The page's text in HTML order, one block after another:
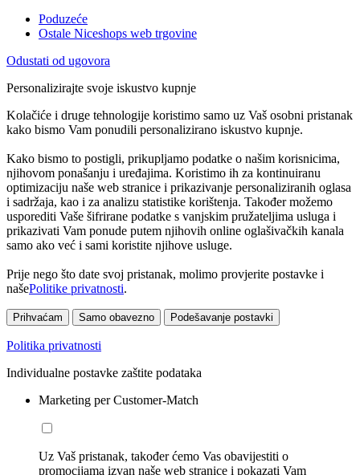
Poduzeće
Ostale Niceshops web trgovine
Odustati od ugovora
Personalizirajte svoje iskustvo kupnje
Kolačiće i druge tehnologije koristimo samo uz Vaš osobni pristanak
kako bismo Vam ponudili personalizirano iskustvo kupnje.
Kako bismo to postigli, prikupljamo podatke o našim korisnicima,
njihovom ponašanju i uređajima. Koristimo ih za kontinuiranu
optimizaciju naše web stranice i prikazivanje personaliziranih oglasa
i sadržaja, kao i za analizu statistike korištenja. Također možemo
usporediti Vaše šifrirane podatke s vanjskim pružateljima usluga i
prikazivati Vam ponude putem njihovih online oglašivačkih kanala
samo ako već i sami koristite njihove usluge.
Prije nego što date svoj pristanak, molimo provjerite postavke i
našePolitike privatnosti.
Prihvaćam Samo obavezno Podešavanje postavki
Politika privatnosti
Individualne postavke zaštite podataka
Marketing per Customer-Match
Uz Vaš pristanak, također ćemo Vas obavijestiti o
promocijama izvan naše web stranice i pokazati Vam